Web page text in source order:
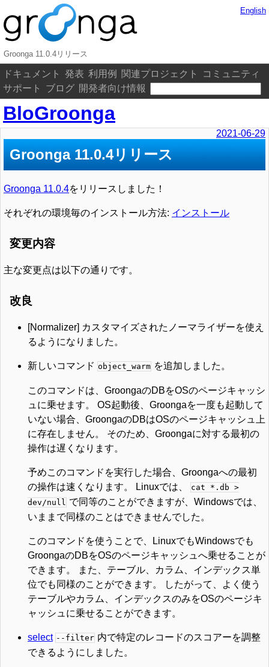
Groonga 11.0.4リリース
ドキュメント 発表 利用例 関連プロジェクト
コミュニティ
サポート
ブログ 開発者向け情報
English
BloGroonga
2021-06-29
Groonga 11.0.4リリース
Groonga 11.0.4をリリースしました！
それぞれの環境毎のインストール方法: インストール
変更内容
主な変更点は以下の通りです。
改良
[Normalizer] カスタマイズされたノーマライザーを使え
るようになりました。
新しいコマンド object_warm を追加しました。
このコマンドは、GroongaのDBをOSのページキャッシ
ュに乗せます。 OS起動後、Groongaを一度も起動して
いない場合、GroongaのDBはOSのページキャッシュ上
に存在しません。 そのため、Groongaに対する最初の
操作は遅くなります。
予めこのコマンドを実行した場合、Groongaへの最初
の操作は速くなります。 Linuxでは、
cat *.db >
dev/null で同等のことができますが、Windowsでは、
いままで同様のことはできませんでした。
このコマンドを使うことで、LinuxでもWindowsでも
GroongaのDBをOSのページキャッシュへ乗せることが
できます。 また、テーブル、カラム、インデックス単
位でも同様のことができます。 したがって、よく使う
テーブルやカラム、インデックスのみをOSのページキ
ャッシュに乗せることができます。
select --filter 内で特定のレコードのスコアーを調整
できるようにしました。